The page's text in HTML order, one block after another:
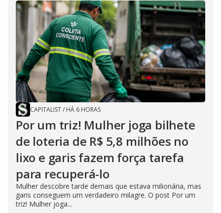
CAPITALIST/ HÁ 6 HORAS
Por um triz! Mulher joga bilhete
de loteria de R$ 5,8 milhões no
lixo e garis fazem força tarefa
para recuperá-lo
Mulher descobre tarde demais que estava milionária, mas
garis conseguem um verdadeiro milagre. O post Por um
triz! Mulher joga...